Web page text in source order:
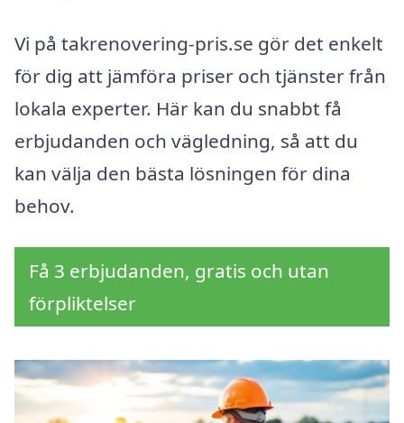
Vi på takrenovering-pris.se gör det enkelt
för dig att jämföra priser och tjänster från
lokala experter. Här kan du snabbt få
erbjudanden och vägledning, så att du
kan välja den bästa lösningen för dina
behov.
Få 3 erbjudanden, gratis och utan
förpliktelser